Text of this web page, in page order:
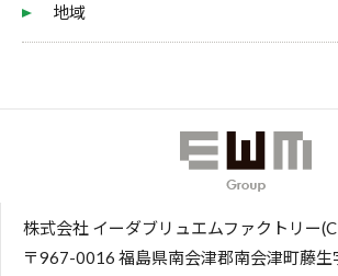
地域
株式会社 イーダブリュエムファクトリー
〒967-0016 福島県南会津郡南会津町藤